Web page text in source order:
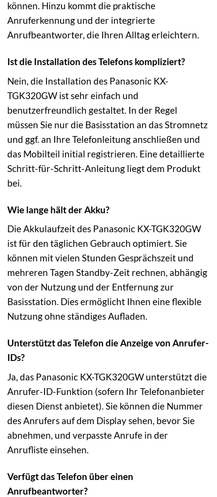
können. Hinzu kommt die praktische
Anruferkennung und der integrierte
Anrufbeantworter, die Ihren Alltag erleichtern.
Ist die Installation des Telefons kompliziert?
Nein, die Installation des Panasonic KX-
TGK320GW ist sehr einfach und
benutzerfreundlich gestaltet. In der Regel
müssen Sie nur die Basisstation an das Stromnetz
und ggf. an Ihre Telefonleitung anschließen und
das Mobilteil initial registrieren. Eine detaillierte
Schritt-für-Schritt-Anleitung liegt dem Produkt
bei.
Wie lange hält der Akku?
Die Akkulaufzeit des Panasonic KX-TGK320GW
ist für den täglichen Gebrauch optimiert. Sie
können mit vielen Stunden Gesprächszeit und
mehreren Tagen Standby-Zeit rechnen, abhängig
von der Nutzung und der Entfernung zur
Basisstation. Dies ermöglicht Ihnen eine flexible
Nutzung ohne ständiges Aufladen.
Unterstützt das Telefon die Anzeige von Anrufer-
IDs?
Ja, das Panasonic KX-TGK320GW unterstützt die
Anrufer-ID-Funktion (sofern Ihr Telefonanbieter
diesen Dienst anbietet). Sie können die Nummer
des Anrufers auf dem Display sehen, bevor Sie
abnehmen, und verpasste Anrufe in der
Anrufliste einsehen.
Verfügt das Telefon über einen
Anrufbeantworter?